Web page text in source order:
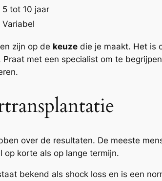
5 tot 10 jaar
Variabel
zijn op de keuze die je maakt. Het is
met een specialist om te
over de resultaten. De meeste
op korte als op lange termijn.
bekend als shock loss en is een